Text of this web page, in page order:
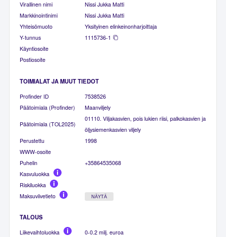
Virallinen nimi
Nissi Jukka Matti
Markkinointinimi
Nissi Jukka Matti
Yhteisömuoto
Yksityinen elinkeinonharjoittaja
Y-tunnus
1115736-1
Käyntiosoite
Postiosoite
TOIMIALAT JA MUUT TIEDOT
Profinder ID
7538526
Päätoimiala (Profinder)
Maanviljely
Päätoimiala (TOL2025)
01110. Viljakasvien, pois lukien riisi, palkokasvien ja
öljysiemenkasvien viljely
Perustettu
1998
WWW-osoite
Puhelin
+35864535068
Kasvuluokka
Riskiluokka
Maksuviivetieto
NÄYTÄ
TALOUS
Liikevaihtoluokka
0-0.2 milj. euroa